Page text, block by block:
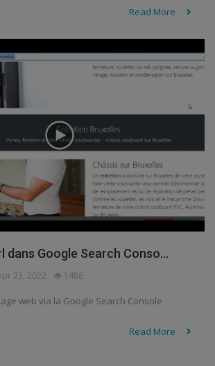
Read More
dans Google Search Conso...
23, 2022 1486
web via la Google Search Console
Read More